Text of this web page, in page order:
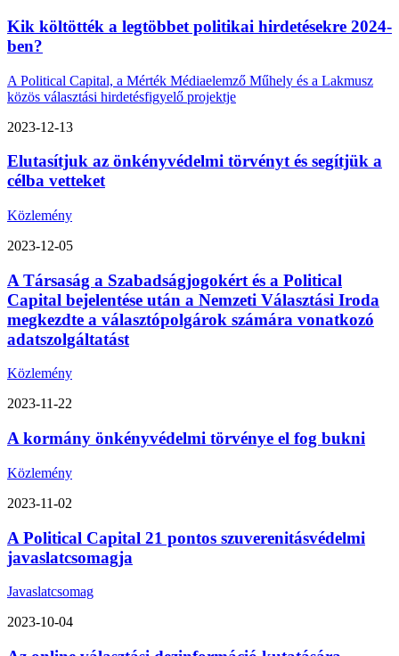
Kik költötték a legtöbbet politikai hirdetésekre 2024-
ben?
A Political Capital, a Mérték Médiaelemző Műhely és a Lakmusz
közös választási hirdetésfigyelő projektje
2023-12-13
Elutasítjuk az önkényvédelmi törvényt és segítjük a
célba vetteket
Közlemény
2023-12-05
A Társaság a Szabadságjogokért és a Political
Capital bejelentése után a Nemzeti Választási Iroda
megkezdte a választópolgárok számára vonatkozó
adatszolgáltatást
Közlemény
2023-11-22
A kormány önkényvédelmi törvénye el fog bukni
Közlemény
2023-11-02
A Political Capital 21 pontos szuverenitásvédelmi
javaslatcsomagja
Javaslatcsomag
2023-10-04